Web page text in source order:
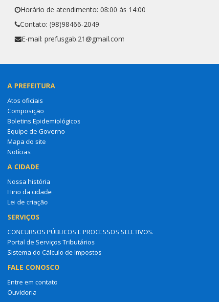
Horário de atendimento: 08:00 às 14:00
Contato: (98)98466-2049
E-mail: prefusgab.21@gmail.com
A PREFEITURA
Atos oficiais
Composição
Boletins Epidemiológicos
Equipe de Governo
Mapa do site
Notícias
A CIDADE
Nossa história
Hino da cidade
Lei de criação
SERVIÇOS
CONCURSOS PÚBLICOS E PROCESSOS SELETIVOS.
Portal de Serviços Tributários
Sistema do Cálculo de Impostos
FALE CONOSCO
Entre em contato
Ouvidoria